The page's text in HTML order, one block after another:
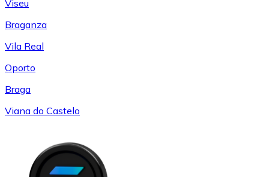
Viseu
Braganza
Vila Real
Oporto
Braga
Viana do Castelo